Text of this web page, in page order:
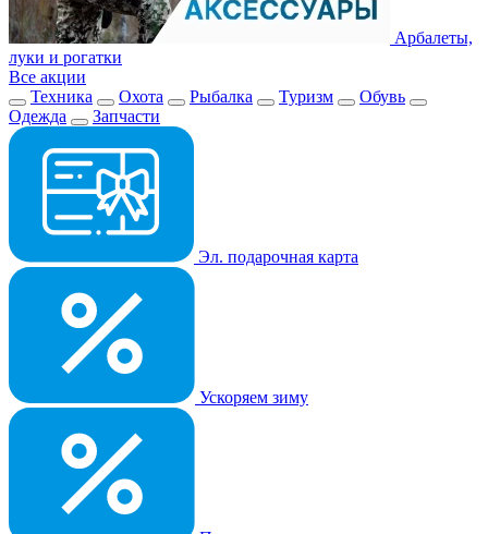
Арбалеты,
луки и рогатки
Все акции
Техника
Охота Рыбалка Туризм
Обувь
Одежда
Запчасти
Эл. подарочная карта
Ускоряем зиму